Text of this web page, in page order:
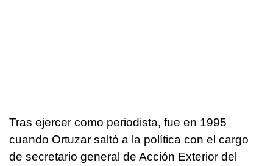
Tras ejercer como periodista, fue en 1995
cuando Ortuzar saltó a la política con el cargo
de secretario general de Acción Exterior del